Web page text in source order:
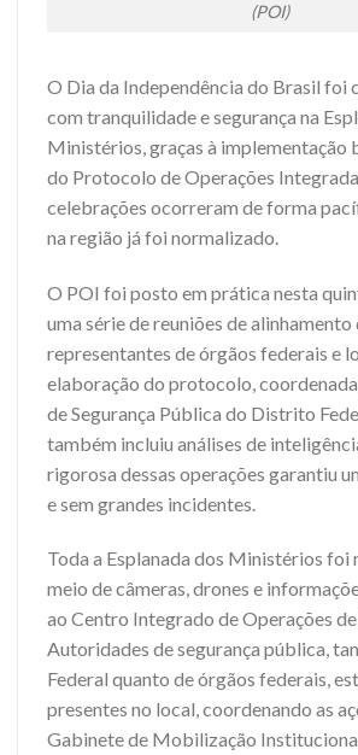
(POI)
O Dia da Independência do Brasil foi
com tranquilidade e segurança na
Ministérios, graças à implementação
do Protocolo de Operações
celebrações ocorreram de forma
na região já foi normalizado.
O POI foi posto em prática nesta
uma série de reuniões de
representantes de órgãos federais e
elaboração do protocolo,
de Segurança Pública do Distrito
também incluiu análises de
rigorosa dessas operações garantiu
e sem grandes incidentes.
Toda a Esplanada dos Ministérios
meio de câmeras, drones e
ao Centro Integrado de Operações
Autoridades de segurança pública,
Federal quanto de órgãos federais,
presentes no local, coordenando as
Gabinete de Mobilização